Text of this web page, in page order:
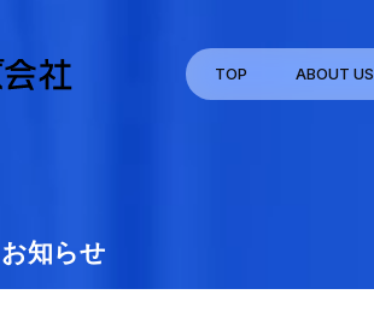
TOP ABOUT US
お知らせ